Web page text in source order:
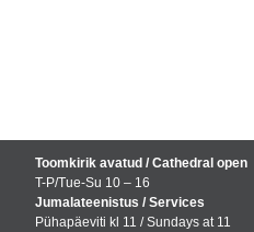
Toomkirik avatud / Cathedral open
T-P/Tue-Su 10 – 16
Jumalateenistus / Services
Pühapäeviti kl 11 / Sundays at 11